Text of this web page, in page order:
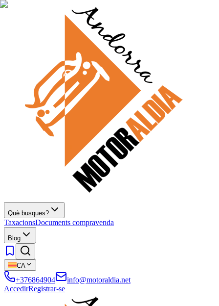
Què busques?
TaxacionsDocuments compravenda
Blog
CA
+376864904
info@motoraldia.net
AccedirRegistrar-se